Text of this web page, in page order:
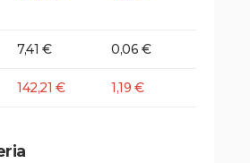
7,41 € 0,06 €
142,21 € 1,19 €